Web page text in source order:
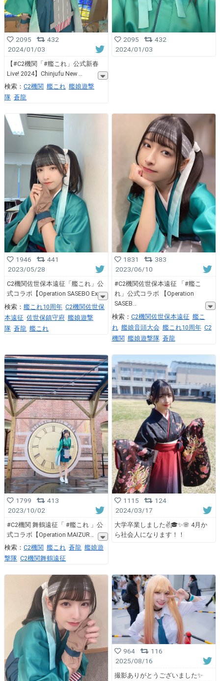
2095
432
2024/01/03
【#C2機関「#艦これ」公式新春
Live! 2024】Chinjufu New
検索： C2機関 艦これ 艦娘遊撃
隊 蒼龍
2095
432
2024/01/03
1946
441
2023/05/28
C2機関佐世保本遠征「艦これ」公
式コラボ【Operation SASEBO Ex
検索： 艦これ10周年 C2機関佐世保
本遠征 佐世保鎮守府 艦娘遊撃
隊 蒼龍 艦これ
1831
383
2023/06/10
#C2機関佐世保本遠征 「#艦こ
れ」公式コラボ 【Operation
SASEB
検索： C2機関佐世保本遠征 艦こ
れ 艦娘音頭大会 艦これ10周年 C2
機関 艦娘遊撃隊 蒼龍
1799
413
2023/10/02
#C2機関 舞鶴遠征「 #艦これ 」公
式コラボ【Operation MAIZUR
検索： C2機関 艦これ 蒼龍 艦娘遊
撃隊 C2機関舞鶴遠征
1115
124
2024/03/17
大学卒業しました✌🎓✨🌸 4月か
ら社会人になります！！
964
116
2025/08/16
撮影ありがとうございました✨️